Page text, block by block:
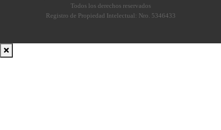
Todos los derechos reservados
Registro de Propiedad Intelectual: Nro. 5346433